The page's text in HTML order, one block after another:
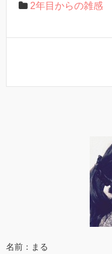
2年目からの雑感
名前：まる